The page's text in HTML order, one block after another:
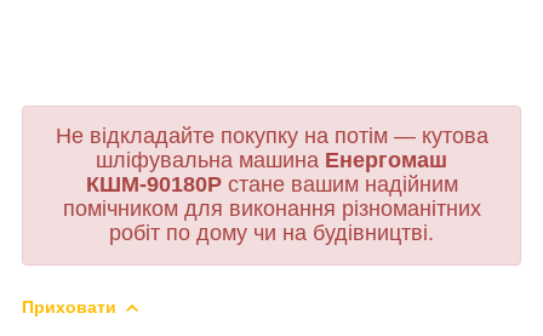
Не відкладайте покупку на потім — кутова
шліфувальна машина Енергомаш
КШМ-90180Рстане вашим надійним
помічником для виконання різноманітних
робіт по дому чи на будівництві.
Приховати